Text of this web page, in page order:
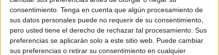
consentimiento. Tenga en cuenta que algún procesamiento de
sus datos personales puede no requerir de su consentimiento,
pero usted tiene el derecho de rechazar tal procesamiento. Sus
preferencias se aplicarán solo a este sitio web. Puede cambiar
sus preferencias o retirar su consentimiento en cualquier
y la autoridad”.